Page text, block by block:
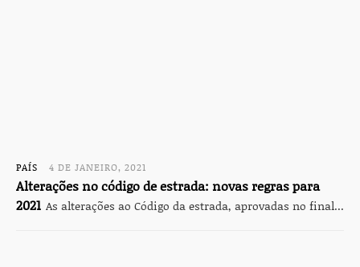
PAÍS 4 DE JANEIRO, 2021
Alterações no código de estrada: novas regras para
2021 As alterações ao Código da estrada, aprovadas no final...